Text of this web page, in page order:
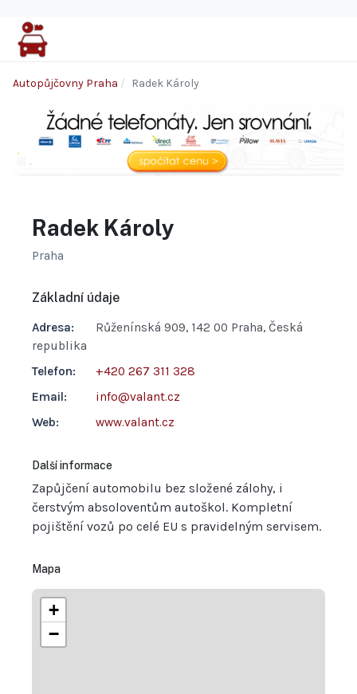
Autopůjčovny Praha Radek Károly
Radek Károly
Praha
Základní údaje
Adresa:
Růženínská 909, 142 00 Praha, Česká
republika
Telefon:
+420 267 311 328
Email:
info@valant.cz
Web:
www.valant.cz
Další informace
Zapůjčení automobilu bez složené zálohy, i
čerstvým absoloventům autoškol. Kompletní
pojištění vozů po celé EU s pravidelným servisem.
Mapa
+
−